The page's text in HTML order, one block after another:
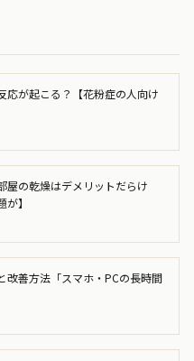
応が起こる？【花粉症の人向け
屋の乾燥はデメリットだらけ
】
改善方法「スマホ・PCの長時間